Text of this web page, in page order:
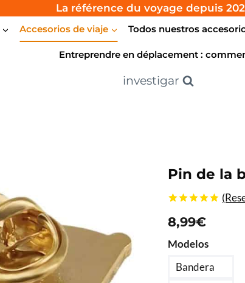
La référence du voyage depuis
Accesorios de viaje Todos nuestros
Entreprendre en déplacement :
investigar
Pin de la
Basado en
valoraciones
clientes
8,99€
Modelos
Bandera